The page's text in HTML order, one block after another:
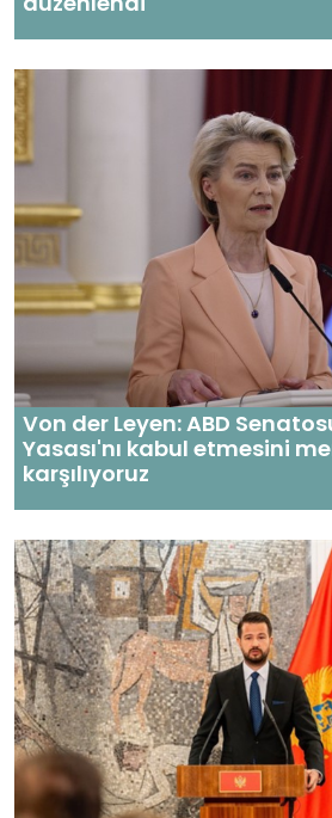
Von der Leyen: ABD
Yasası'nı kabul etmesini
karşılıyoruz